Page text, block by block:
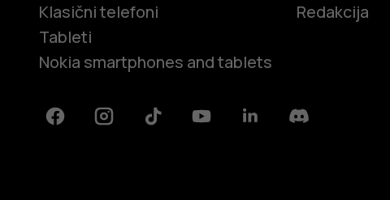
Klasični telefoni
Tableti
Nokia smartphones and tablets
Redakcija
FacebookInstagramTiktok YoutubeLinkedinDiscord